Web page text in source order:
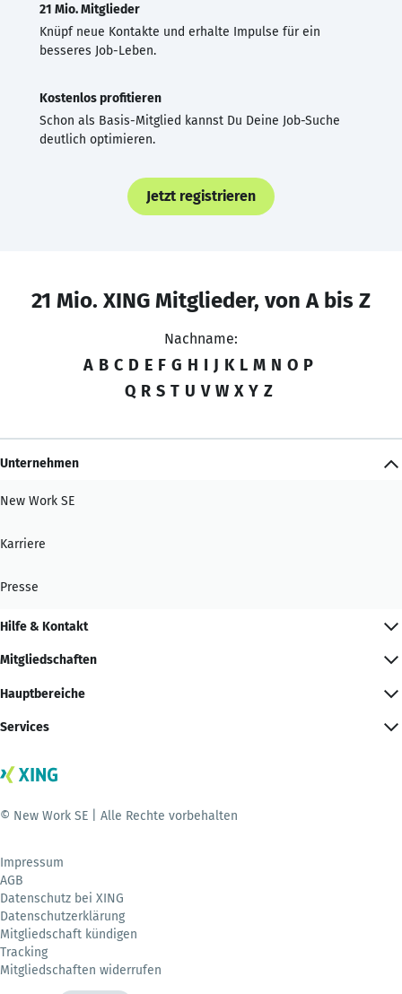
21 Mio. Mitglieder
Knüpf neue Kontakte und erhalte Impulse für ein
besseres Job-Leben.
Kostenlos profitieren
Schon als Basis-Mitglied kannst Du Deine Job-Suche
deutlich optimieren.
Jetzt registrieren
21 Mio. XING Mitglieder, von A bis Z
Nachname:
A B C D E F G H I J K L M N O P
Q R S T U V W X Y Z
Unternehmen
New Work SE
Karriere
Presse
Hilfe & Kontakt
Mitgliedschaften
Hauptbereiche
Services
© New Work SE | Alle Rechte vorbehalten
Impressum
AGB
Datenschutz bei XING
Datenschutzerklärung
Mitgliedschaft kündigen
Tracking
Mitgliedschaften widerrufen